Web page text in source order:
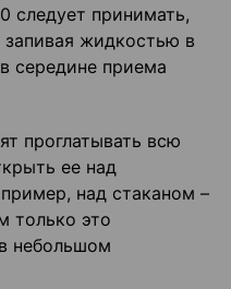
следует принимать,
запивая жидкостью в
середине приема
проглатывать всю
ее над
над стаканом –
только это
небольшом